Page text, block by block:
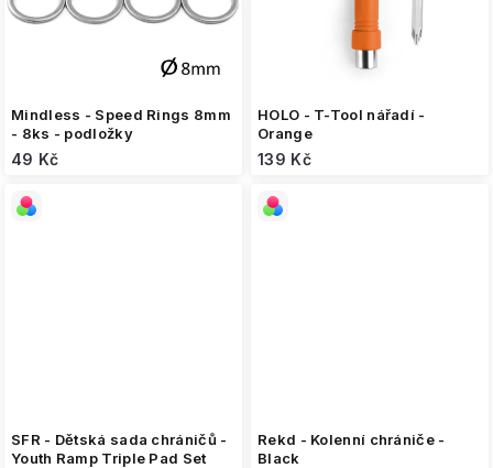
Mindless - Speed Rings 8mm
- 8ks - podložky
49 Kč
HOLO - T-Tool nářadí -
Orange
139 Kč
SFR - Dětská sada chráničů -
Youth Ramp Triple Pad Set
Rekd - Kolenní chrániče -
Black